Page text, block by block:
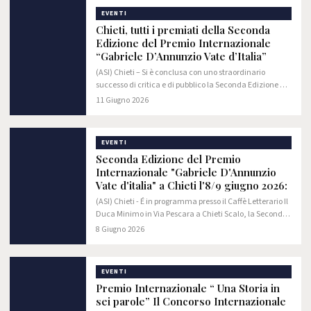
EVENTI
Chieti, tutti i premiati della Seconda
Edizione del Premio Internazionale
“Gabriele D’Annunzio Vate d’Italia”
(ASI) ​Chieti – Si è conclusa con uno straordinario
successo di critica e di pubblico la Seconda Edizione del
Premio Internazionale "Gabriele d'Annunzio Vate
11 Giugno 2026
EVENTI
Seconda Edizione del Premio
Internazionale "Gabriele D'Annunzio
Vate d'italia" a Chieti l'8/9 giugno 2026:
(ASI) Chieti - É in programma presso il Caffè Letterario Il
Duca Minimo in Via Pescara a Chieti Scalo, la Seconda
Edizione del Premio Internazionale "Gabriele
8 Giugno 2026
EVENTI
Premio Internazionale “ Una Storia in
sei parole” Il Concorso Internazionale